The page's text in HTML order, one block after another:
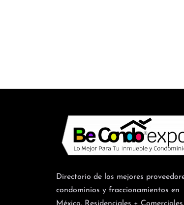
Directorio de los mejores
condominios y fraccionamientos en